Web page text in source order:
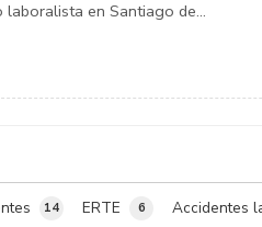
14 ERTE 6 Accidentes
laboralista en Santiago de
frecuentemente cómo pequeños
o retrasos innecesarios.
Desconocer los plazos